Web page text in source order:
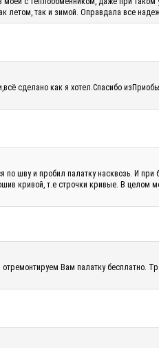
летом, так и зимой. Оправдала все
сделано как я хотел.Спасибо
по шву и пробил палатку насквозь. И при
кривой, т.е строчки кривые. В целом
Вам палатку бесплатно.